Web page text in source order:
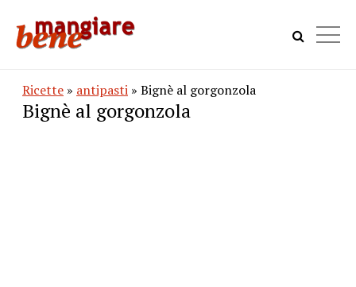
Ricette » antipasti » Bignè al gorgonzola
Bignè al gorgonzola